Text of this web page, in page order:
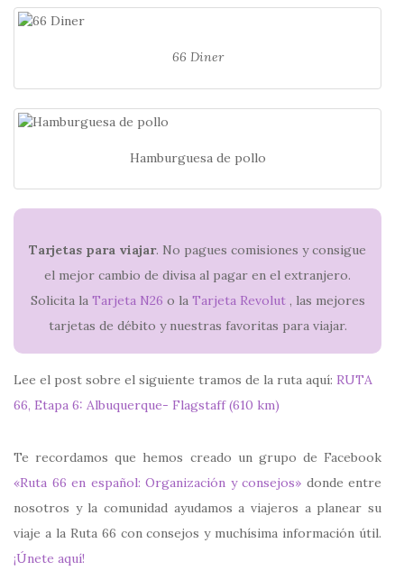
66 Diner
Hamburguesa de pollo
Tarjetas para viajar. No pagues comisiones y consigue
el mejor cambio de divisa al pagar en el extranjero.
Solicita la Tarjeta N26 o la Tarjeta Revolut, las mejores
tarjetas de débito y nuestras favoritas para viajar.
Lee el post sobre el siguiente tramos de la ruta aquí: RUTA
66, Etapa 6: Albuquerque- Flagstaff (610 km)
Te recordamos que hemos creado un grupo de Facebook
«Ruta 66 en español: Organización y consejos» donde entre
nosotros y la comunidad ayudamos a viajeros a planear su
viaje a la Ruta 66 con consejos y muchísima información útil.
¡Únete aquí!